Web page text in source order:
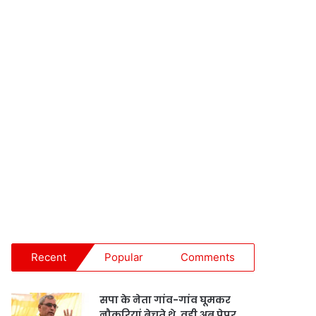
Recent Popular Comments
सपा के नेता गांव-गांव घूमकर